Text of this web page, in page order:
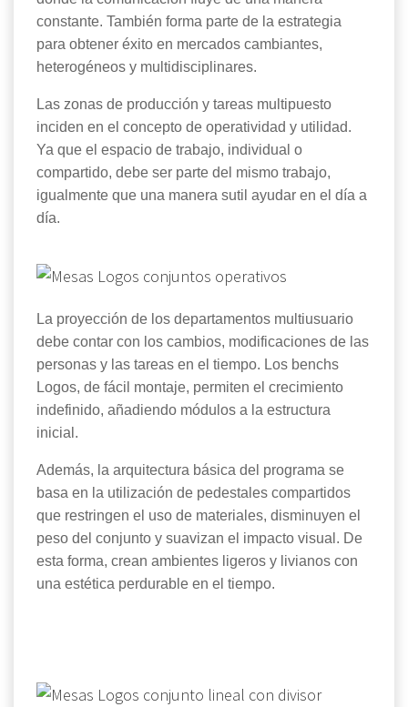
constante. También forma parte de la estrategia
para obtener éxito en mercados cambiantes,
heterogéneos y multidisciplinares.
Las zonas de producción y tareas multipuesto
inciden en el concepto de operatividad y utilidad.
Ya que el espacio de trabajo, individual o
compartido, debe ser parte del mismo trabajo,
igualmente que una manera sutil ayudar en el día a
día.
La proyección de los departamentos multiusuario
debe contar con los cambios, modificaciones de las
personas y las tareas en el tiempo. Los benchs
Logos, de fácil montaje, permiten el crecimiento
indefinido, añadiendo módulos a la estructura
inicial.
Además, la arquitectura básica del programa se
basa en la utilización de pedestales compartidos
que restringen el uso de materiales, disminuyen el
peso del conjunto y suavizan el impacto visual. De
esta forma, crean ambientes ligeros y livianos con
una estética perdurable en el tiempo.